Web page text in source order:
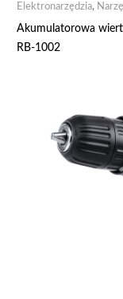
Elektronarzędzia,
Akumulatorowa
RB-1002